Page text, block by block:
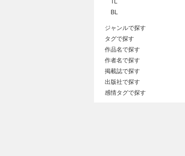
BL
ジャンルで探す
タグで探す
作品名で探す
作者名で探す
掲載誌で探す
出版社で探す
感情タグで探す